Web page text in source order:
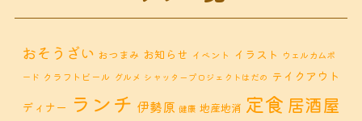
おそうざい おつまみ お知らせ イベント イラスト ウェルカムボ
ード クラフトビール グルメ シャッタープロジェクトはだの テイクアウト
ディナー ランチ 伊勢原 健康 地産地消 定食 居酒屋